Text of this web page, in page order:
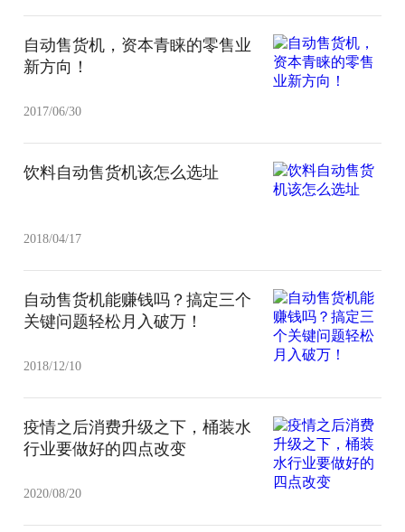
自动售货机，资本青睐的零售业
新方向！
2017/06/30
饮料自动售货机该怎么选址
2018/04/17
自动售货机能赚钱吗？搞定三个
关键问题轻松月入破万！
2018/12/10
疫情之后消费升级之下，桶装水
行业要做好的四点改变
2020/08/20